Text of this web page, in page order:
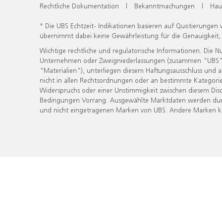
Rechtliche Dokumentation | Bekanntmachungen |
* Die UBS Echtzeit- Indikationen basieren auf
übernimmt dabei keine Gewährleistung für die
Wichtige rechtliche und regulatorische Informationen. Die
Unternehmen oder Zweigniederlassungen (zusammen
"Materialien"), unterliegen diesem Haftungsausschluss
nicht in allen Rechtsordnungen oder an bestimmte
Widerspruchs oder einer Unstimmigkeit zwischen diesem
Bedingungen Vorrang. Ausgewählte Marktdaten werden
und nicht eingetragenen Marken von UBS. Andere Marken